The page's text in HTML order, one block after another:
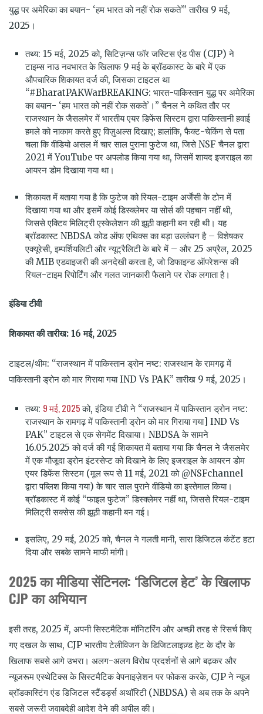
युद्ध पर अमेरिका का बयान- ‘हम भारत को नहीं रोक सकते’” तारीख 9 मई,
2025।
तथ्य: 15 मई, 2025 को, सिटिज़न्स फॉर जस्टिस एंड पीस (CJP) ने
टाइम्स नाउ नवभारत के खिलाफ 9 मई के ब्रॉडकास्ट के बारे में एक
औपचारिक शिकायत दर्ज की, जिसका टाइटल था
“#BharatPAKWarBREAKING: भारत-पाकिस्तान युद्ध पर अमेरिका
का बयान- ‘हम भारत को नहीं रोक सकते’।” चैनल ने कथित तौर पर
राजस्थान के जैसलमेर में भारतीय एयर डिफेंस सिस्टम द्वारा पाकिस्तानी हवाई
हमले को नाकाम करते हुए विज़ुअल्स दिखाए; हालांकि, फैक्ट-चेकिंग से पता
चला कि वीडियो असल में चार साल पुराना फुटेज था, जिसे NSF चैनल द्वारा
2021 में YouTube पर अपलोड किया गया था, जिसमें शायद इजराइल का
आयरन डोम दिखाया गया था।
शिकायत में बताया गया है कि फुटेज को रियल-टाइम अर्जेंसी के टोन में
दिखाया गया था और इसमें कोई डिस्क्लेमर या सोर्स की पहचान नहीं थी,
जिससे एक्टिव मिलिट्री एस्केलेशन की झूठी कहानी बन रही थी। यह
ब्रॉडकास्ट NBDSA कोड ऑफ एथिक्स का बड़ा उल्लंघन है – विशेषकर
एक्यूरेसी, इम्पर्शियलिटी और न्यूट्रैलिटी के बारे में – और 25 अप्रैल, 2025
की MIB एडवाइजरी की अनदेखी करता है, जो डिफाइन्ड ऑपरेशन्स की
रियल-टाइम रिपोर्टिंग और गलत जानकारी फैलाने पर रोक लगाता है।
इंडियाटीवी
शिकायत की तारीख: 16 मई, 2025
टाइटल/थीम: “राजस्थान में पाकिस्तान ड्रोन नष्ट: राजस्थान के रामगढ़ में
पाकिस्तानी ड्रोन को मार गिराया गया IND Vs PAK” तारीख 9 मई, 2025।
तथ्य: 9 मई, 2025को, इंडिया टीवी ने “राजस्थान में पाकिस्तान ड्रोन नष्ट:
राजस्थान के रामगढ़ में पाकिस्तानी ड्रोन को मार गिराया गया] IND Vs
PAK” टाइटल से एक सेगमेंट दिखाया। NBDSA के सामने
16.05.2025 को दर्ज की गई शिकायत में बताया गया कि चैनल ने जैसलमेर
में एक मौजूदा ड्रोन इंटरसेप्ट को दिखाने के लिए इजराइल के आयरन डोम
एयर डिफेंस सिस्टम (मूल रूप से 11 मई, 2021 को @NSFchannel
द्वारा पब्लिश किया गया) के चार साल पुराने वीडियो का इस्तेमाल किया।
ब्रॉडकास्ट में कोई “फाइल फुटेज” डिस्क्लेमर नहीं था, जिससे रियल-टाइम
मिलिट्री सक्सेस की झूठी कहानी बन गई।
इसलिए, 29 मई, 2025 को, चैनल ने गलती मानी, सारा डिजिटल कंटेंट हटा
दिया और सबके सामने माफी मांगी।
2025 का मीडिया सेंटिनल: ‘डिजिटल हेट’ के खिलाफ
CJP का अभियान
इसी तरह, 2025 में, अपनी सिस्टमैटिक मॉनिटरिंग और अच्छी तरह से रिसर्च किए
गए दखल के साथ, CJP भारतीय टेलीविजन के डिजिटलाइज़्ड हेट के दौर के
खिलाफ सबसे आगे उभरा। अलग-अलग विरोध प्रदर्शनों से आगे बढ़कर और
न्यूजरूम एस्थेटिक्स के सिस्टमैटिक वेपनाइज़ेशन पर फोकस करके, CJP ने न्यूज
ब्रॉडकास्टिंग एंड डिजिटल स्टैंडर्ड्स अथॉरिटी (NBDSA) से अब तक के अपने
सबसे जरूरी जवाबदेही आदेश देने की अपील की।